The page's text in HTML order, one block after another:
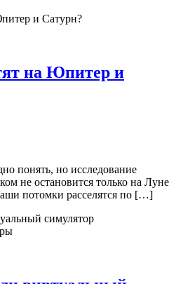
на Юпитер и
понять, но исследование
не остановится только на Луне
потомки расселятся по […]